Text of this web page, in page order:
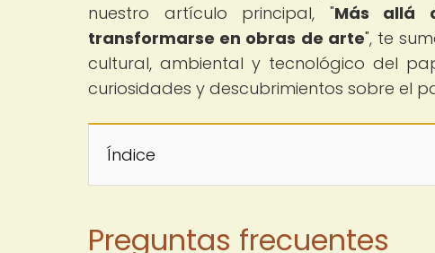
nuestro artículo principal, "Más allá
transformarse en obras de arte", te
cultural, ambiental y tecnológico del
curiosidades y descubrimientos sobre el
Índice
Preguntas frecuentes